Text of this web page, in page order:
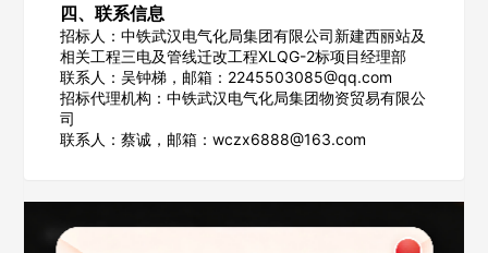
四、联系信息
招标人：中铁武汉电气化局集团有限公司新建西丽站及
相关工程三电及管线迁改工程XLQG-2标项目经理部
联系人：吴钟梯，邮箱：2245503085@qq.com
招标代理机构：中铁武汉电气化局集团物资贸易有限公
司
联系人：蔡诚，邮箱：wczx6888@163.com